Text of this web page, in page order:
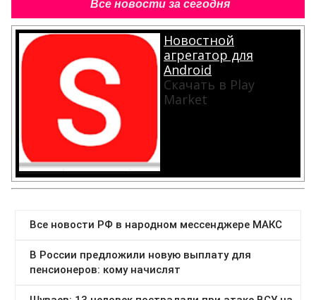
Все новости за сегодня
Новостной
агрегатор для
Android
Скачать в Play
Market